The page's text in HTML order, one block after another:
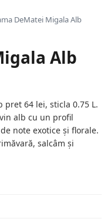
DeMatei Migala Alb
Alb
pret 64 lei, sticla 0.75 L.
alb cu un profil
note exotice și florale.
salcâm și